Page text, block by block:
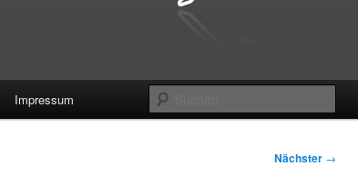
Impressum
Nächster →